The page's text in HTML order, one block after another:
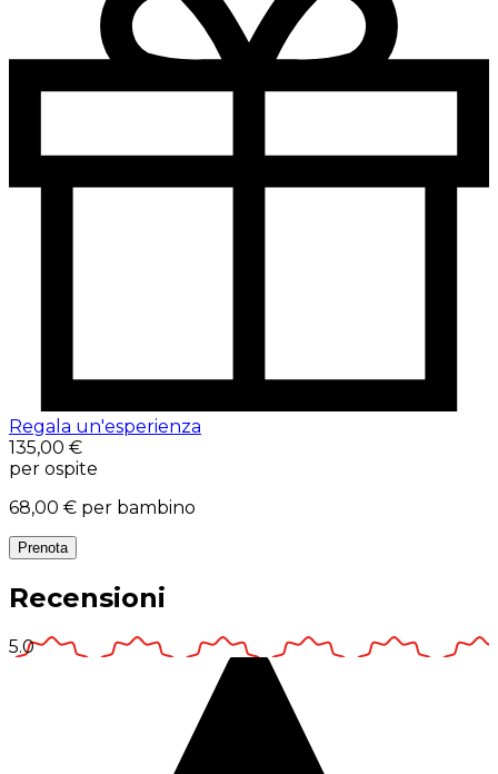
Regala un'esperienza
135,00 €
per ospite
68,00 € per bambino
Prenota
Recensioni
5.0